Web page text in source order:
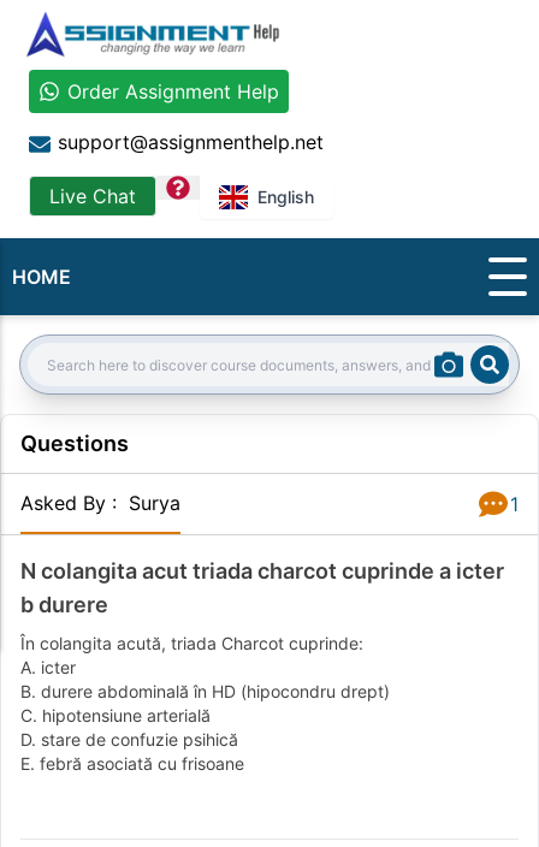
Order Assignment Help
support@assignmenthelp.net
Live Chat question English
HOME
Search:
Questions
Asked By : Surya 1
N colangita acut triada charcot cuprinde a icter
b durere
În colangita acută, triada Charcot cuprinde:
A. icter
B. durere abdominală în HD (hipocondru drept)
C. hipotensiune arterială
D. stare de confuzie psihică
E. febră asociată cu frisoane